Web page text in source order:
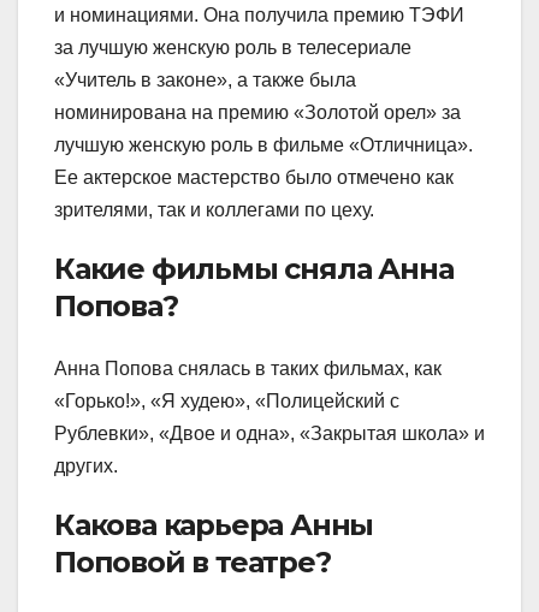
и номинациями. Она получила премию ТЭФИ
за лучшую женскую роль в телесериале
«Учитель в законе», а также была
номинирована на премию «Золотой орел» за
лучшую женскую роль в фильме «Отличница».
Ее актерское мастерство было отмечено как
зрителями, так и коллегами по цеху.
Какие фильмы сняла Анна
Попова?
Анна Попова снялась в таких фильмах, как
«Горько!», «Я худею», «Полицейский с
Рублевки», «Двое и одна», «Закрытая школа» и
других.
Какова карьера Анны
Поповой в театре?